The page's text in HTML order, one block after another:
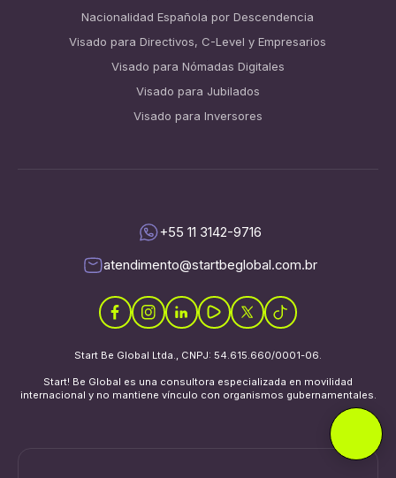
Nacionalidad Española por Descendencia
Visado para Directivos, C-Level y Empresarios
Visado para Nómadas Digitales
Visado para Jubilados
Visado para Inversores
+55 11 3142-9716
atendimento@startbeglobal.com.br
Start Be Global Ltda., CNPJ: 54.615.660/0001-06.
Start! Be Global es una consultora especializada en movilidad
internacional y no mantiene vínculo con organismos gubernamentales.